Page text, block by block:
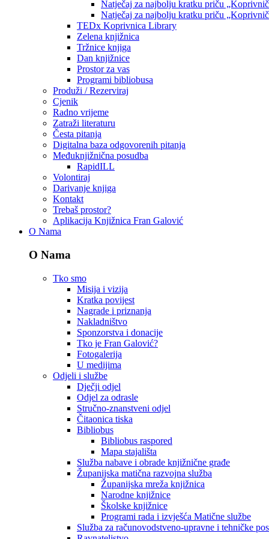
Natječaj za najbolju kratku priču
Natječaj za najbolju kratku priču
TEDx Koprivnica Library
Zelena knjižnica
Tržnice knjiga
Dan knjižnice
Prostor za vas
Programi bibliobusa
Produži / Rezerviraj
Cjenik
Radno vrijeme
Zatraži literaturu
Česta pitanja
Digitalna baza odgovorenih pitanja
Međuknjižnična posudba
RapidILL
Volontiraj
Darivanje knjiga
Kontakt
Trebaš prostor?
Aplikacija Knjižnica Fran Galović
O Nama
O Nama
Tko smo
Misija i vizija
Kratka povijest
Nagrade i priznanja
Nakladništvo
Sponzorstva i donacije
Tko je Fran Galović?
Fotogalerija
U medijima
Odjeli i službe
Dječji odjel
Odjel za odrasle
Stručno-znanstveni odjel
Čitaonica tiska
Bibliobus
Bibliobus raspored
Mapa stajališta
Služba nabave i obrade knjižnične građe
Županijska matična razvojna služba
Županijska mreža knjižnica
Narodne knjižnice
Školske knjižnice
Programi rada i izvješća Matične službe
Služba za računovodstveno-upravne i tehničke